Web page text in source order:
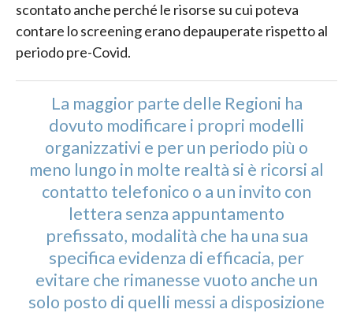
scontato anche perché le risorse su cui poteva
contare lo screening erano depauperate rispetto al
periodo pre-Covid.
La maggior parte delle Regioni ha
dovuto modificare i propri modelli
organizzativi e per un periodo più o
meno lungo in molte realtà si è ricorsi al
contatto telefonico o a un invito con
lettera senza appuntamento
prefissato, modalità che ha una sua
specifica evidenza di efficacia, per
evitare che rimanesse vuoto anche un
solo posto di quelli messi a disposizione